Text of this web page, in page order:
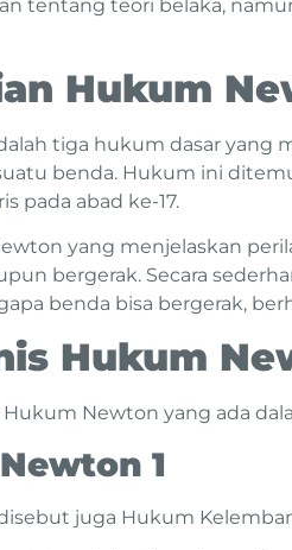
tentang teori belaka,
Hukum
tiga hukum dasar yang
benda. Hukum ini
pada abad ke-17.
yang menjelaskan
bergerak. Secara
benda bisa bergerak,
Hukum
Newton yang ada
1
juga Hukum